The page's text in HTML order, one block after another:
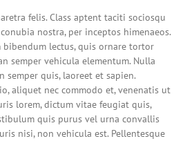
felis. Class aptent taciti sociosqu
nostra, per inceptos himenaeos.
bibendum lectus, quis ornare tortor
semper vehicula elementum. Nulla
semper quis, laoreet et sapien.
aliquet nec commodo et, venenatis ut
lorem, dictum vitae feugiat quis,
quis purus vel urna convallis
nisi, non vehicula est. Pellentesque